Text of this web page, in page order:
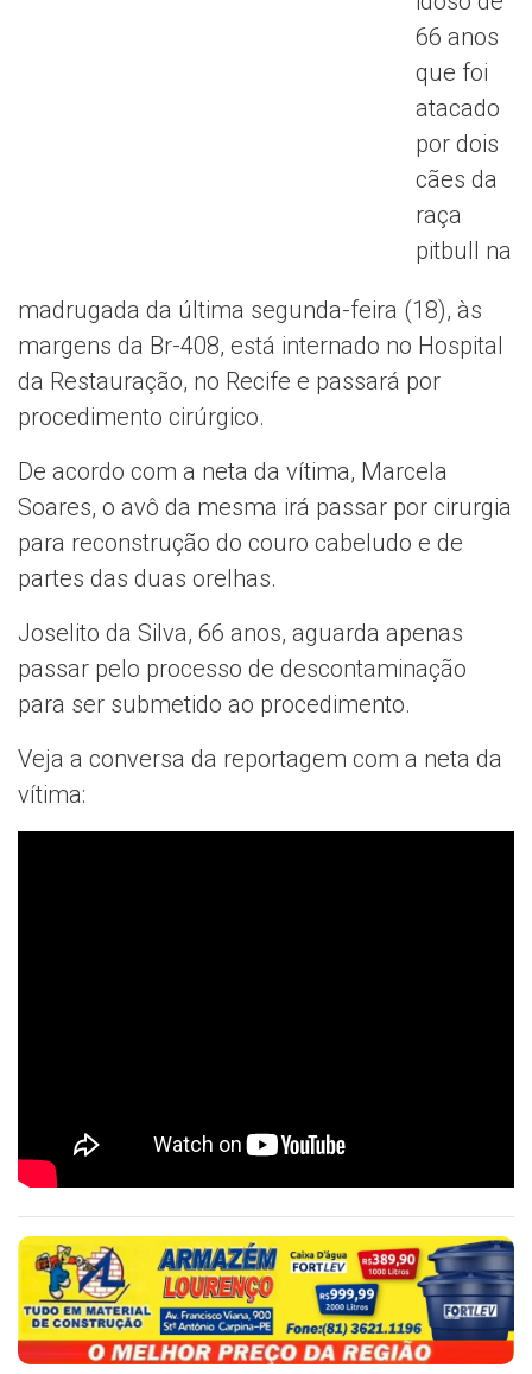
66 anos
que foi
atacado
por dois
cães da
raça
pitbull na
madrugada da última segunda-feira (18), às
margens da Br-408, está internado no Hospital
da Restauração, no Recife e passará por
procedimento cirúrgico.
De acordo com a neta da vítima, Marcela
Soares, o avô da mesma irá passar por cirurgia
para reconstrução do couro cabeludo e de
partes das duas orelhas.
Joselito da Silva, 66 anos, aguarda apenas
passar pelo processo de descontaminação
para ser submetido ao procedimento.
Veja a conversa da reportagem com a neta da
vítima: